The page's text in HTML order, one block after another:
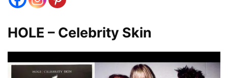
HOLE – Celebrity Skin